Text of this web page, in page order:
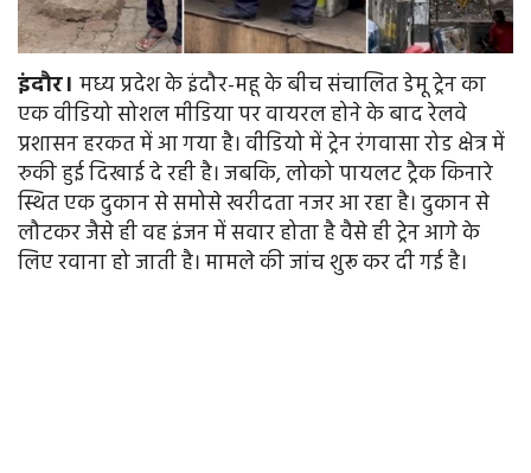
इंदौर। मध्य प्रदेश के इंदौर-महू के बीच संचालित डेमू ट्रेन का
एक वीडियो सोशल मीडिया पर वायरल होने के बाद रेलवे
प्रशासन हरकत में आ गया है। वीडियो में ट्रेन रंगवासा रोड क्षेत्र में
रुकी हुई दिखाई दे रही है। जबकि, लोको पायलट ट्रैक किनारे
स्थित एक दुकान से समोसे खरीदता नजर आ रहा है। दुकान से
लौटकर जैसे ही वह इंजन में सवार होता है वैसे ही ट्रेन आगे के
लिए रवाना हो जाती है। मामले की जांच शुरू कर दी गई है।